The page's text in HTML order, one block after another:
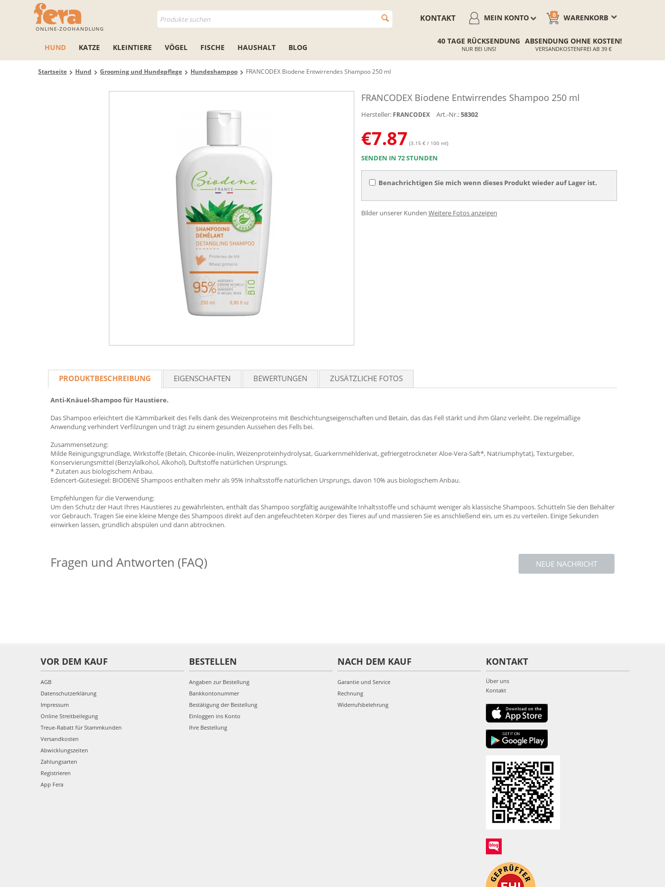
ONLINE-ZOOHANDLUNG
WARENKORB
0
MEIN KONTO
KONTAKT
HUND KATZE KLEINTIERE VÖGEL FISCHE HAUSHALT BLOG
40 TAGE RÜCKSENDUNG
NUR BEI UNS!
ABSENDUNG OHNE KOSTEN!
VERSANDKOSTENFREI AB 39 €
Startseite Hund Grooming und Hundepflege Hundeshampoo FRANCODEX Biodene Entwirrendes Shampoo 250 ml
FRANCODEX Biodene Entwirrendes Shampoo 250 ml
Hersteller: FRANCODEX Art.-Nr.:58302
€7.87 (3.15 € / 100 ml)
SENDEN IN 72 STUNDEN
Benachrichtigen Sie mich wenn dieses Produkt wieder auf Lager ist.
Bilder unserer Kunden Weitere Fotos anzeigen
PRODUKTBESCHREIBUNG EIGENSCHAFTEN BEWERTUNGEN ZUSÄTZLICHE FOTOS
Anti-Knäuel-Shampoo für Haustiere.
Das Shampoo erleichtert die Kämmbarkeit des Fells dank des Weizenproteins mit Beschichtungseigenschaften und Betain, das das Fell stärkt und ihm Glanz verleiht. Die regelmäßige
Anwendung verhindert Verfilzungen und trägt zu einem gesunden Aussehen des Fells bei.
Zusammensetzung:
Milde Reinigungsgrundlage, Wirkstoffe (Betain, Chicorée-Inulin, Weizenproteinhydrolysat, Guarkernmehlderivat, gefriergetrockneter Aloe-Vera-Saft*, Natriumphytat), Texturgeber,
Konservierungsmittel (Benzylalkohol, Alkohol), Duftstoffe natürlichen Ursprungs.
* Zutaten aus biologischem Anbau.
Edencert-Gütesiegel: BIODENE Shampoos enthalten mehr als 95% Inhaltsstoffe natürlichen Ursprungs, davon 10% aus biologischem Anbau.
Empfehlungen für die Verwendung:
Um den Schutz der Haut Ihres Haustieres zu gewährleisten, enthält das Shampoo sorgfältig ausgewählte Inhaltsstoffe und schäumt weniger als klassische Shampoos. Schütteln Sie den Behälter
vor Gebrauch. Tragen Sie eine kleine Menge des Shampoos direkt auf den angefeuchteten Körper des Tieres auf und massieren Sie es anschließend ein, um es zu verteilen. Einige Sekunden
einwirken lassen, gründlich abspülen und dann abtrocknen.
NEUE NACHRICHT
Fragen und Antworten (FAQ)
VOR DEM KAUF
AGB
Datenschutzerklärung
Impressum
Online Streitbeilegung
Treue-Rabatt für Stammkunden
Versandkosten
Abwicklungszeiten
Zahlungsarten
Registrieren
App Fera
BESTELLEN
Angaben zur Bestellung
Bankkontonummer
Bestätigung der Bestellung
Einloggen ins Konto
Ihre Bestellung
NACH DEM KAUF
Garantie und Service
Rechnung
Widerrufsbelehrung
KONTAKT
Über uns
Kontakt